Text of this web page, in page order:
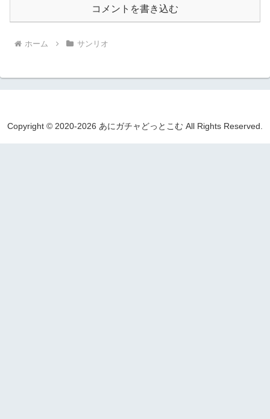
コメントを書き込む
ホーム サンリオ
Copyright © 2020-2026 あにガチャどっとこむ All Rights Reserved.